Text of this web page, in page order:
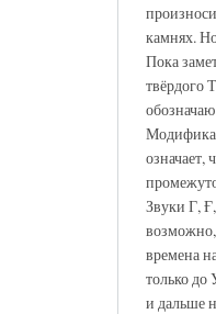
камнях.
Пока
твёрдого
означает,
Звуки Г,
времена
только до
и дальше